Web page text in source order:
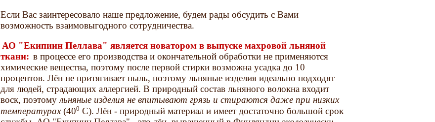
Если Вас заинтересовало наше предложение, будем рады обсудить с Вами
возможность взаимовыгодного сотрудничества.
АО "Екипиин Пеллава" является новатором в выпуске махровой льняной
ткани: в процессе его производства и окончательной обработки не применяются
химические вещества, поэтому после первой стирки возможна усадка до 10
процентов. Лён не притягивает пыль, поэтому льняные изделия идеально подходят
для людей, страдающих аллергией. В природный состав льняного волокна входит
воск, поэтомульняные изделия не впитывают грязь и стираются даже при низких
температурах(400 С). Лён - природный материал и имеет достаточно большой срок